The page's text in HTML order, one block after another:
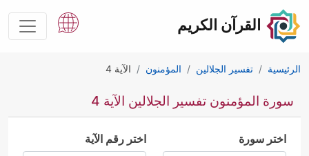
القرآن الكريم
الرئيسية تفسير الجلالين المؤمنون الآية 4
سورة المؤمنون تفسير الجلالين الآية 4
اختر سورة اختر رقم الآية